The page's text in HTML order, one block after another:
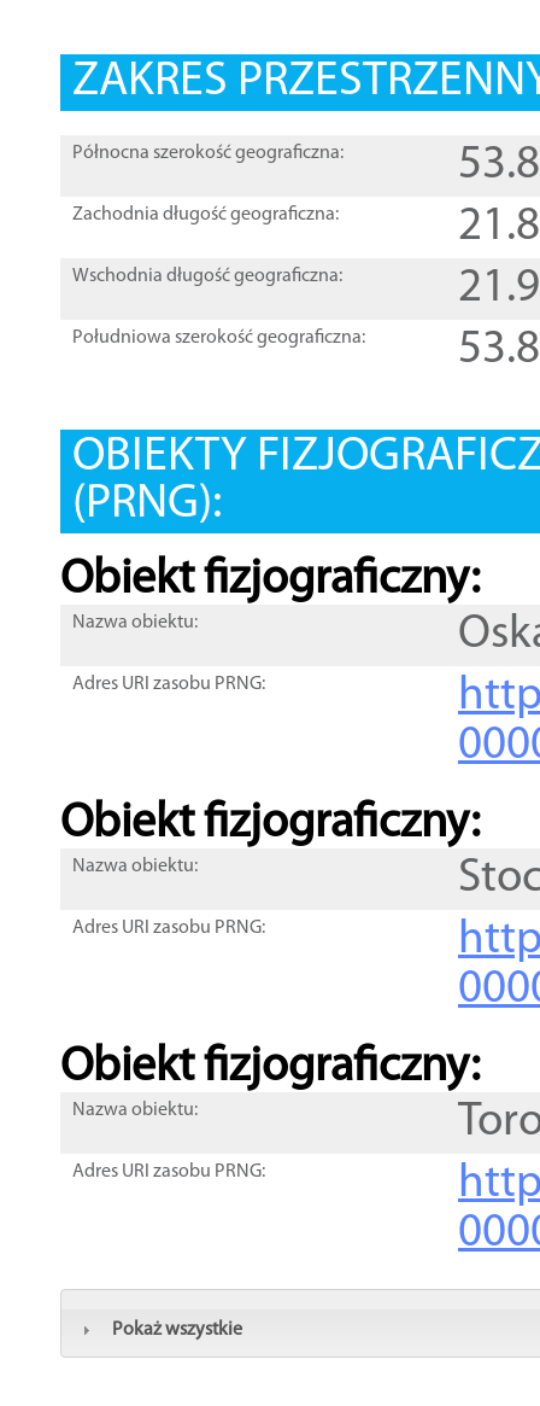
ZAKRES
Północna szerokość geograficzna:
Zachodnia długość geograficzna:
Wschodnia długość geograficzna:
Południowa szerokość geograficzna:
OBIEKTY
(PRNG):
Obiekt fizjograficzny:
Nazwa obiektu:
Adres URI zasobu PRNG:
Obiekt fizjograficzny:
Nazwa obiektu:
Adres URI zasobu PRNG:
Obiekt fizjograficzny:
Nazwa obiektu:
Adres URI zasobu PRNG:
Pokaż wszystkie